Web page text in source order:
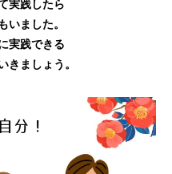
実践したら
いました。
実践できる
きましょう。